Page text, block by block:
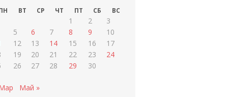
ВТ СР ЧТ ПТ СБ ВС
1 2
3
5 6 7 8 9
10
12 13 14 15 16
17
19 20 21 22 23
24
26 27 28 29 30
Май »